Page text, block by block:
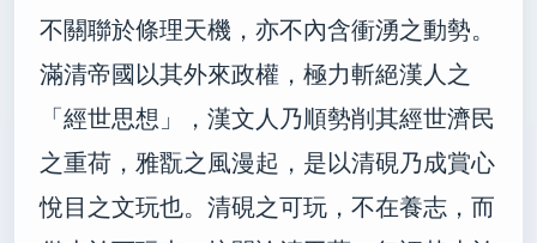
不關聯於條理天機，亦不內含衝湧之動勢。
滿清帝國以其外來政權，極力斬絕漢人之
「經世思想」，漢文人乃順勢削其經世濟民
之重荷，雅翫之風漫起，是以清硯乃成賞心
悅目之文玩也。清硯之可玩，不在養志，而